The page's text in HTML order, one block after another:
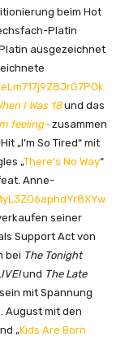
beim Hot
Platin
ausgezeichnet
I Was 18und das
feeling~zusammen
„I’m So Tired“ mit
„There’s No Way“
Anne-
seiner
Support Act von
bei The Tonight
und The Late
mit Spannung
August mit den
„Kids Are Born